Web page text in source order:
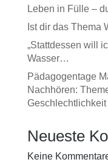
Leben in Fülle –
Ist dir das Thema
„Stattdessen will
Wasser…
Pädagogentage
Nachhören:
Neueste
Keine